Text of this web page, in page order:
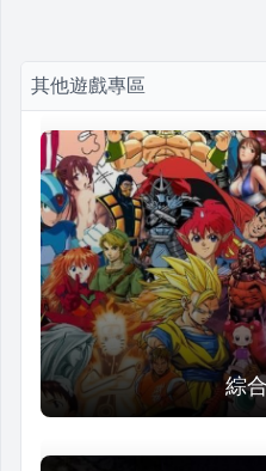
其他遊戲專區
綜